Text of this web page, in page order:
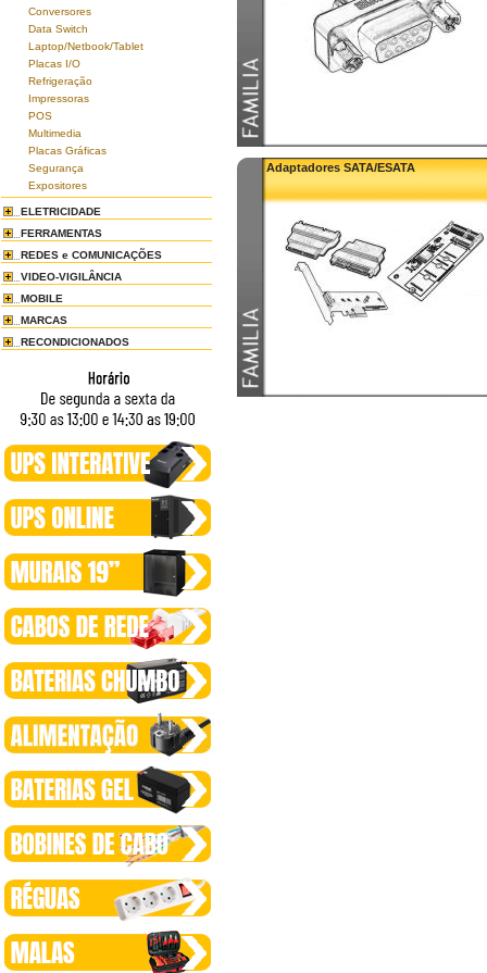
Conversores
Data Switch
Laptop/Netbook/Tablet
Placas I/O
Refrigeração
Impressoras
POS
Multimedia
Placas Gráficas
Segurança
Expositores
ELETRICIDADE
FERRAMENTAS
REDES e COMUNICAÇÕES
VIDEO-VIGILÂNCIA
MOBILE
MARCAS
RECONDICIONADOS
Adaptadores SATA/ESATA